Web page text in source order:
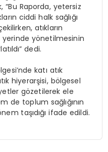
, “Bu Raporda, yetersiz
ciddi halk sağlığı
atıkların
yönetilmesinin
” dedi.
katı atık
hiyerarşisi, bölgesel
gözetilerek ele
de toplum sağlığının
taşıdığı ifade edildi.